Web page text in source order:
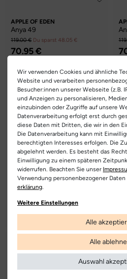
APPLE OF EDEN
Anya 49
119.00 € Du sparst 48.05 €
70.95 €
APPLE OF EDEN
129.00 € Du sparst 64.05 €
64.95 €
Wir verwenden Cookies und ähnliche
Website und verarbeiten
Besucher:innen unserer Webseite (z.B.
und Anzeigen zu personalisieren,
einzubinden oder Zugriffe auf unsere
Datenverarbeitung erfolgt erst durch
diese Daten mit Dritten, die wir in den
Die Datenverarbeitung kann mit
berechtigten Interesses erfolgen. Die
abgelehnt werden. Es besteht das
Einwilligung zu einem späteren
widerrufen. Beachten Sie unser
Verwendung personenbezogener Daten
erklärung.
Weitere Einstellungen
Alle
Alle
Auswahl